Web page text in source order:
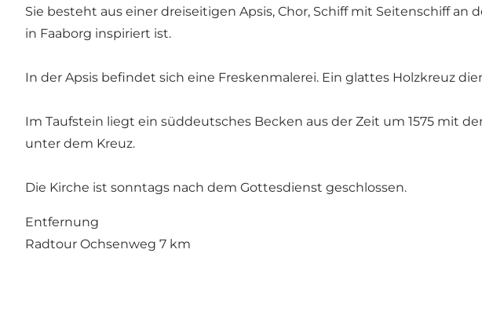
Sie besteht aus einer dreiseitigen Apsis, Chor, Schiff mit Seitenschiff
in Faaborg inspiriert ist.
In der Apsis befindet sich eine Freskenmalerei. Ein glattes Holzkreuz
Im Taufstein liegt ein süddeutsches Becken aus der Zeit um 1575 mit
unter dem Kreuz.
Die Kirche ist sonntags nach dem Gottesdienst geschlossen.
Entfernung
Radtour Ochsenweg 7 km